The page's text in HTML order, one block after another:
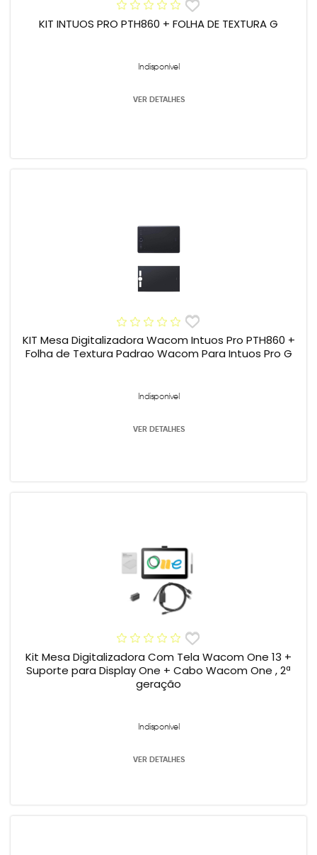
KIT INTUOS PRO PTH860 + FOLHA DE TEXTURA G
Indisponível
VER DETALHES
KIT Mesa Digitalizadora Wacom Intuos Pro PTH860 +
Folha de Textura Padrao Wacom Para Intuos Pro G
Indisponível
VER DETALHES
Kit Mesa Digitalizadora Com Tela Wacom One 13 +
Suporte para Display One + Cabo Wacom One , 2ª
geração
Indisponível
VER DETALHES